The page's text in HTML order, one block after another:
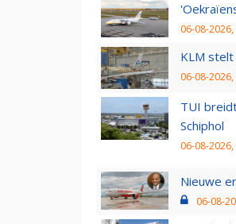
06-08-
KLM
06-08-2026,
TUI
Schiphol
06-08-
Nieuwe
06-08-